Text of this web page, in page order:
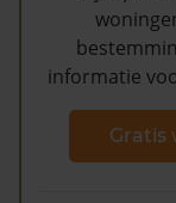
informatie
Gratis